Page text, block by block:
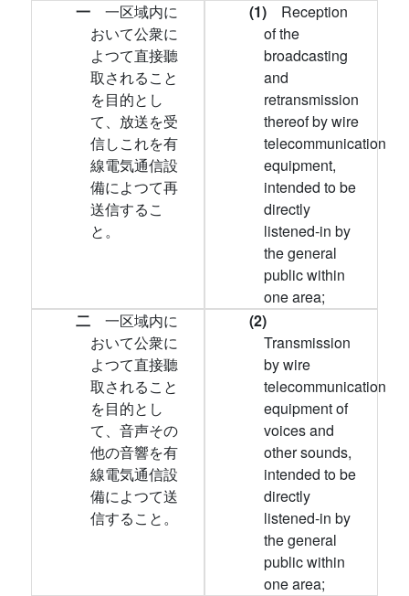
一 一区域内に
おいて公衆に
よつて直接聽
取されること
を目的とし
て、放送を受
信しこれを有
線電気通信設
備によつて再
送信するこ
と。
(1) Reception
of the
broadcasting
and
retransmission
thereof by wire
telecommunication
equipment,
intended to be
directly
listened-in by
the general
public within
one area;
二 一区域内に
おいて公衆に
よつて直接聽
取されること
を目的とし
て、音声その
他の音響を有
線電気通信設
備によつて送
信すること。
(2)
Transmission
by wire
telecommunication
equipment of
voices and
other sounds,
intended to be
directly
listened-in by
the general
public within
one area;